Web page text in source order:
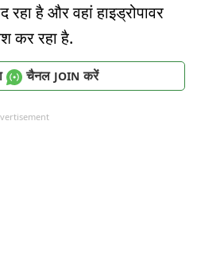
है और वहां हाइड्रोपावर
कर रहा है.
चैनल JOIN करें